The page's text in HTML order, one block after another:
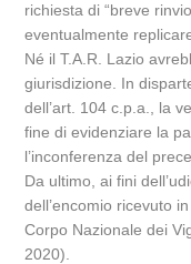
richiesta di “breve
eventualmente
Né il T.A.R. Lazio
giurisdizione. In
dell’art. 104 c.p.a., la
fine di evidenziare la
l’inconferenza del
Da ultimo, ai fini
dell’encomio ricevuto
Corpo Nazionale dei
2020).